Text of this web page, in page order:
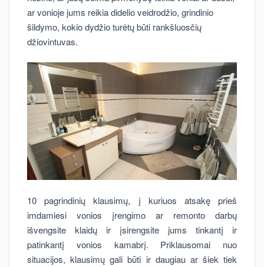
ar vonioje jums reikia didelio veidrodžio, grindinio
šildymo, kokio dydžio turėtų būti rankšluosčių
džiovintuvas.
10 pagrindinių klausimų, į kuriuos atsakę prieš
imdamiesi vonios įrengimo ar remonto darbų
išvengsite klaidų ir įsirengsite jums tinkantį ir
patinkantį vonios kamabrį. Priklausomai nuo
situacijos, klausimų gali būti ir daugiau ar šiek tiek